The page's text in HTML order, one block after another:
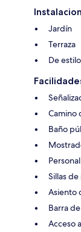
Jardín
Terraza
De
Camino
Baño
Sillas
Asiento
Barra
Acceso